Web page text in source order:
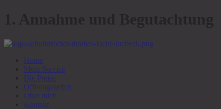
Home
Mein Service
Die Preise
Öffnungszeiten
Über mich
Kontakt